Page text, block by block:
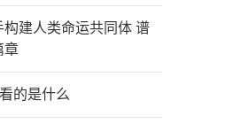
建人类命运共同体 谱
章
的是什么